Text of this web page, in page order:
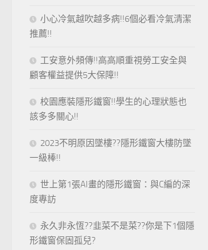
小心冷氣越吹越多病!!6個必看冷氣清潔
推薦!!
工安意外頻傳!!高高順重視勞工安全與
顧客權益提供5大保障!!
校園應裝隱形鐵窗!!學生的心理狀態也
該多多關心!!
2023不明原因墜樓??隱形鐵窗大樓防墜
一級棒!!
世上第1張AI畫的隱形鐵窗：與C編的深
度專訪
永久非永恆??韭菜不是菜??你是下1個隱
形鐵窗保固孤兒?